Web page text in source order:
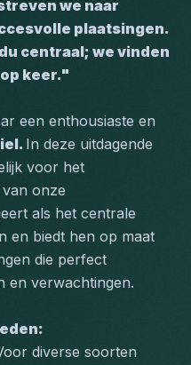
we naar
plaatsingen.
centraal; we vinden
keer."
een enthousiaste en
In deze uitdagende
voor het
onze
als het centrale
en biedt hen op maat
die perfect
en verwachtingen.
diverse soorten